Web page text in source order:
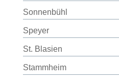
Sonnenbühl
Speyer
St. Blasien
Stammheim